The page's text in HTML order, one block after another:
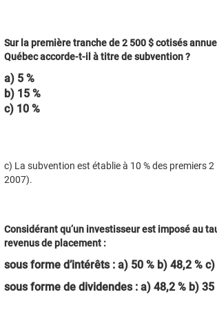
Sur la première tranche de 2 500 $ cotisés
Québec accorde-t-il à titre de subvention ?
a) 5 %
b) 15 %
c) 10 %
c) La subvention est établie à 10 % des premiers
2007).
Considérant qu’un investisseur est imposé au
revenus de placement :
sous forme d’intérêts : a) 50 % b) 48,2 % c)
sous forme de dividendes : a) 48,2 % b) 35